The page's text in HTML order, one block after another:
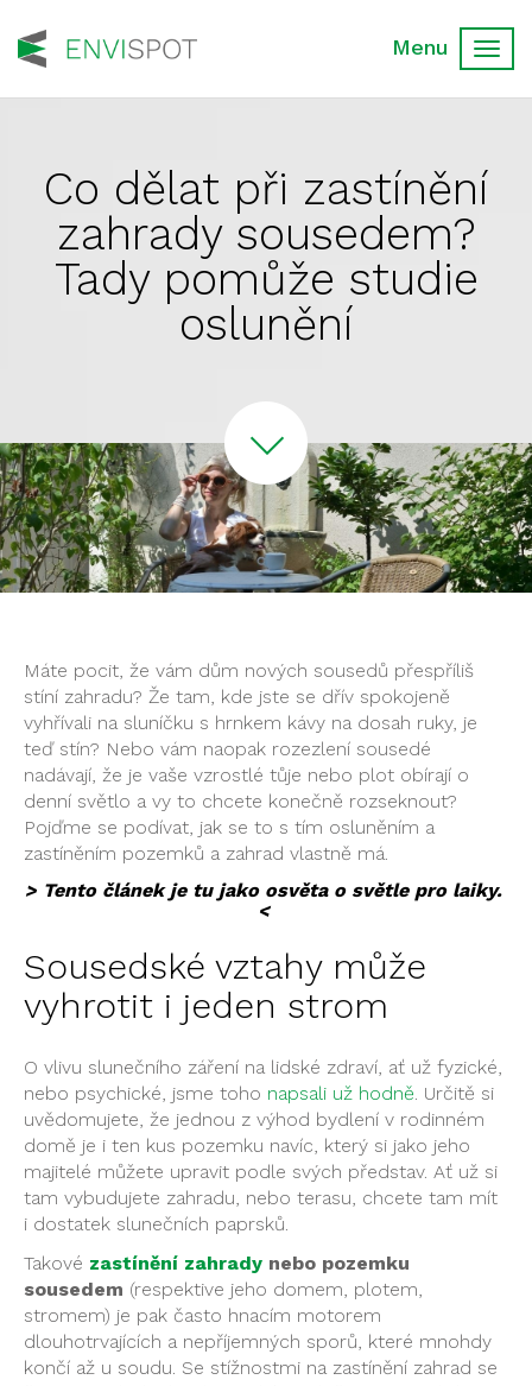
Co dělat při zastínění
zahrady sousedem?
Tady pomůže studie
oslunění
Máte pocit, že vám dům nových sousedů přespříliš
stíní zahradu? Že tam, kde jste se dřív spokojeně
vyhřívali na sluníčku s hrnkem kávy na dosah ruky, je
teď stín? Nebo vám naopak rozezlení sousedé
nadávají, že je vaše vzrostlé tůje nebo plot obírají o
denní světlo a vy to chcete konečně rozseknout?
Pojďme se podívat, jak se to s tím osluněním a
zastíněním pozemků a zahrad vlastně má.
> Tento článek je tu jako osvěta o světle pro laiky.
<
Sousedské vztahy může
vyhrotit i jeden strom
O vlivu slunečního záření na lidské zdraví, ať už fyzické,
nebo psychické, jsme toho napsali už hodně. Určitě si
uvědomujete, že jednou z výhod bydlení v rodinném
domě je i ten kus pozemku navíc, který si jako jeho
majitelé můžete upravit podle svých představ. Ať už si
tam vybudujete zahradu, nebo terasu, chcete tam mít
i dostatek slunečních paprsků.
Takové zastínění zahrady nebo pozemku
sousedem (respektive jeho domem, plotem,
stromem) je pak často hnacím motorem
dlouhotrvajících a nepříjemných sporů, které mnohdy
končí až u soudu. Se stížnostmi na zastínění zahrad se